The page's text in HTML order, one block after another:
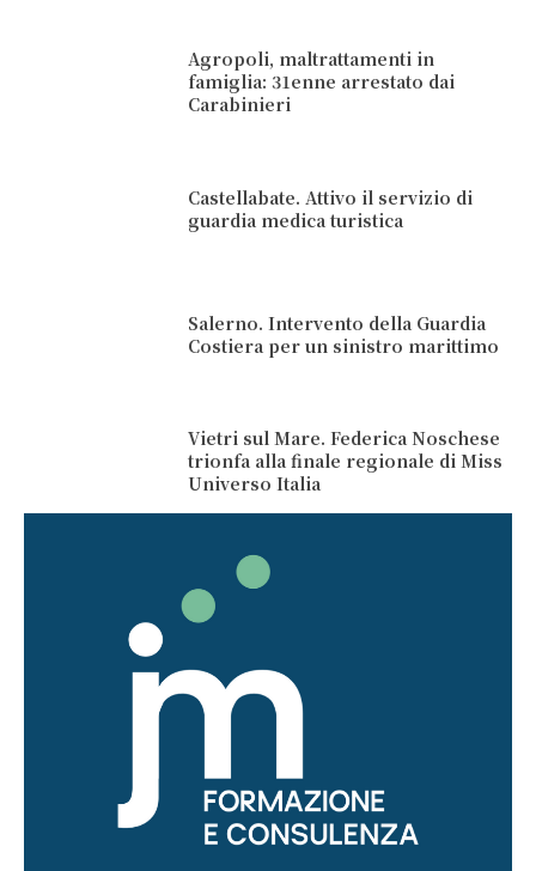
Agropoli, maltrattamenti in
famiglia: 31enne arrestato dai
Carabinieri
Castellabate. Attivo il servizio di
guardia medica turistica
Salerno. Intervento della Guardia
Costiera per un sinistro marittimo
Vietri sul Mare. Federica Noschese
trionfa alla finale regionale di Miss
Universo Italia